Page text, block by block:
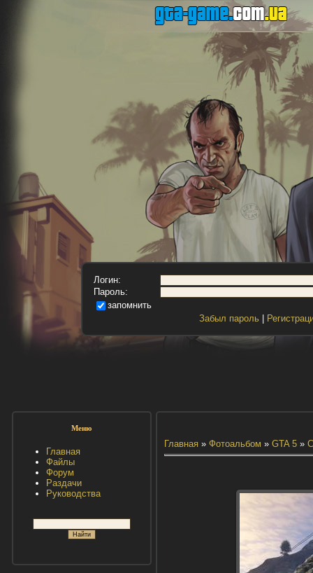
Логин:
Пароль:
запомнить
Забыл пароль|
Меню
Главная
Файлы
Форум
Раздачи
Руководства
Главная» Фотоальбом » GTA 5»